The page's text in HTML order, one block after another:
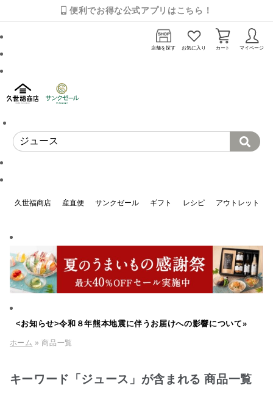
便利でお得な公式アプリはこちら！
店舗を探す お気に入り カート マイページ
久世福商店 産直便 サンクゼール ギフト レシピ アウトレット
<お知らせ>令和８年熊本地震に伴うお届けへの影響について»
ホーム » 商品一覧
キーワード「ジュース」が含まれる 商品一覧